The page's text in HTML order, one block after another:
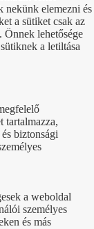
nekünk elemezni és
a sütiket csak az
Önnek lehetősége
a letiltása
tartalmazza,
biztonsági
a weboldal
személyes
és más